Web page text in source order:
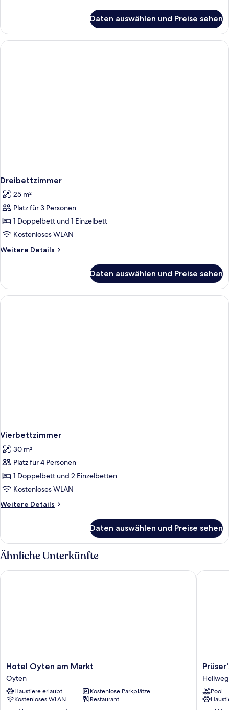
oder
Zweibettzimmer
Daten auswählen und Preise sehen
Dreibettzimmer
25 m²
Platz für 3 Personen
1 Doppelbett und 1 Einzelbett
Kostenloses WLAN
Weitere Details
Weitere
Daten auswählen und Preise sehen
Vierbettzimmer
30 m²
Platz für 4 Personen
1 Doppelbett und 2 Einzelbetten
Kostenloses WLAN
Weitere Details
Weitere
Daten auswählen und Preise sehen
Ähnliche Unterkünfte
Hotel
Oyten
am
Markt
Oyten
Hotel Oyten am Markt
Oyten
Haustiere erlaubt
Kostenlose Parkplätze
Kostenloses WLAN
Restaurant
Hotel Oyten am Markt
Prüser's
Gasthof
Pool
Prüser's